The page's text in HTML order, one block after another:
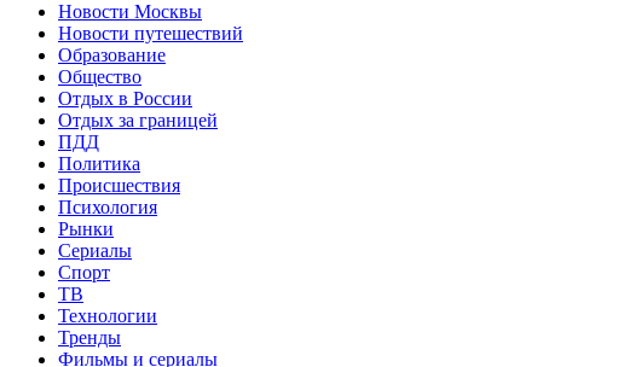
Новости Москвы
Новости путешествий
Образование
Общество
Отдых в России
Отдых за границей
ПДД
Политика
Происшествия
Психология
Рынки
Сериалы
Спорт
ТВ
Технологии
Тренды
Фильмы и сериалы